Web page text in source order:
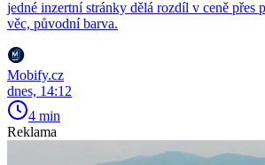
jedné inzertní stránky dělá rozdíl v ceně přes
věc, původní barva.
Mobify.cz
dnes, 14:12
4 min
Reklama